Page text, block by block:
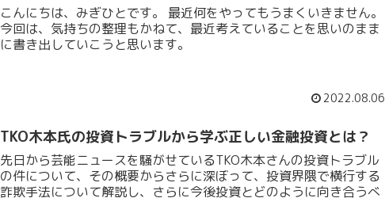
こんにちは、みぎひとです。 最近何をやってもうまくいきません。
今回は、気持ちの整理もかねて、最近考えていることを思いのまま
に書き出していこうと思います。
2022.08.06
TKO木本氏の投資トラブルから学ぶ正しい金融投資とは？
先日から芸能ニュースを騒がせているTKO木本さんの投資トラブル
の件について、その概要からさらに深ぼって、投資界隈で横行する
詐欺手法について解説し、さらに今後投資とどのように向き合うべ